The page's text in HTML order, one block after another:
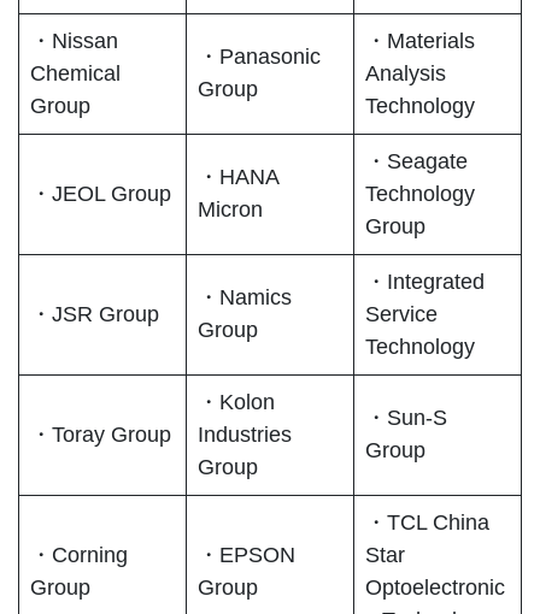
・Nissan
Chemical
Group
・Panasonic
Group
・Materials
Analysis
Technology
・JEOL Group
・HANA
Micron
・Seagate
Technology
Group
・JSR Group
・Namics
Group
・Integrated
Service
Technology
・Toray Group
・Kolon
Industries
Group
・Sun-S
Group
・Corning
Group
・EPSON
Group
・TCL China
Star
Optoelectronic